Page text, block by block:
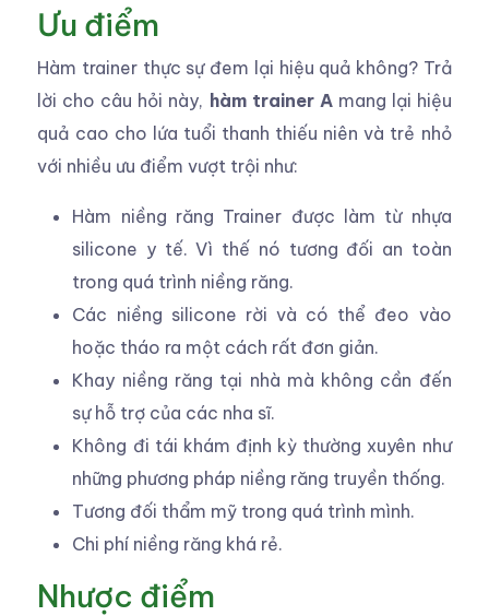
Ưu điểm
Hàm trainer thực sự đem lại hiệu quả không? Trả
lời cho câu hỏi này, hàm trainer Amang lại hiệu
quả cao cho lứa tuổi thanh thiếu niên và trẻ nhỏ
với nhiều ưu điểm vượt trội như:
Hàm niềng răng Trainer được làm từ nhựa
silicone y tế. Vì thế nó tương đối an toàn
trong quá trình niềng răng.
Các niềng silicone rời và có thể đeo vào
hoặc tháo ra một cách rất đơn giản.
Khay niềng răng tại nhà mà không cần đến
sự hỗ trợ của các nha sĩ.
Không đi tái khám định kỳ thường xuyên như
những phương pháp niềng răng truyền thống.
Tương đối thẩm mỹ trong quá trình mình.
Chi phí niềng răng khá rẻ.
Nhược điểm